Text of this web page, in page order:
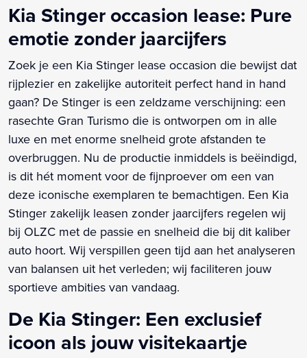
Kia Stinger occasion lease: Pure
emotie zonder jaarcijfers
Zoek je een Kia Stinger lease occasion die bewijst dat
rijplezier en zakelijke autoriteit perfect hand in hand
gaan? De Stinger is een zeldzame verschijning: een
rasechte Gran Turismo die is ontworpen om in alle
luxe en met enorme snelheid grote afstanden te
overbruggen. Nu de productie inmiddels is beëindigd,
is dit hét moment voor de fijnproever om een van
deze iconische exemplaren te bemachtigen. Een Kia
Stinger zakelijk leasen zonder jaarcijfers regelen wij
bij OLZC met de passie en snelheid die bij dit kaliber
auto hoort. Wij verspillen geen tijd aan het analyseren
van balansen uit het verleden; wij faciliteren jouw
sportieve ambities van vandaag.
De Kia Stinger: Een exclusief
icoon als jouw visitekaartje